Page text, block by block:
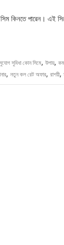
পারেন। এই
সুবিধা কোন সিমে, উপায়,
, নতুন কল রেট অফার, রাশয়ী,